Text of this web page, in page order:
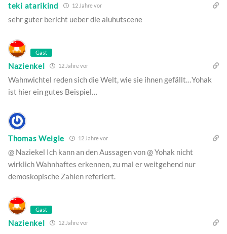
teki atarikind 12 Jahre vor
sehr guter bericht ueber die aluhutscene
Gast
Nazienkel 12 Jahre vor
Wahnwichtel reden sich die Welt, wie sie ihnen gefällt…Yohak
ist hier ein gutes Beispiel…
Thomas Weigle 12 Jahre vor
@ Naziekel Ich kann an den Aussagen von @ Yohak nicht
wirklich Wahnhaftes erkennen, zu mal er weitgehend nur
demoskopische Zahlen referiert.
Gast
Nazienkel 12 Jahre vor